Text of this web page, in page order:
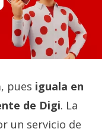
pues iguala en
de Digi. La
un servicio de